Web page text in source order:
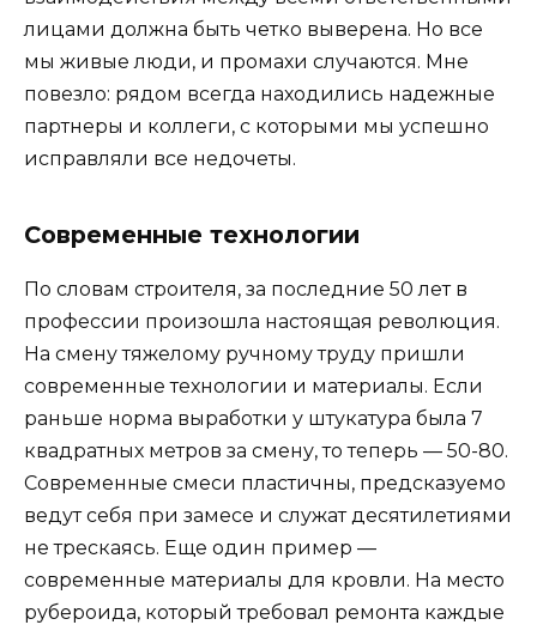
лицами должна быть четко выверена. Но все
мы живые люди, и промахи случаются. Мне
повезло: рядом всегда находились надежные
партнеры и коллеги, с которыми мы успешно
исправляли все недочеты.
Современные технологии
По словам строителя, за последние 50 лет в
профессии произошла настоящая революция.
На смену тяжелому ручному труду пришли
современные технологии и материалы. Если
раньше норма выработки у штукатура была 7
квадратных метров за смену, то теперь — 50-80.
Современные смеси пластичны, предсказуемо
ведут себя при замесе и служат десятилетиями
не трескаясь. Еще один пример —
современные материалы для кровли. На место
рубероида, который требовал ремонта каждые